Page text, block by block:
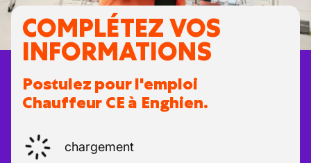
COMPLÉTEZ VOS
INFORMATIONS
Postulez pour l'emploi
Chauffeur CE à Enghien.
chargement